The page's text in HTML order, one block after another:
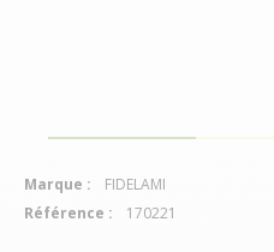
Marque :
FIDELAMI
Référence :
170221